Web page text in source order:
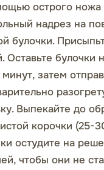
острого ножа
надрез на
булочки.
Оставьте булочки
затем
Выпекайте до
корочки (25-
остудите на
чтобы они не